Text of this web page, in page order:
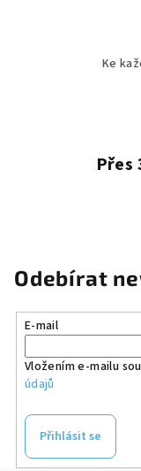
Ke
Přes
Odebírat
E-mail
Vložením e-mailu
údajů
Přihlásit se